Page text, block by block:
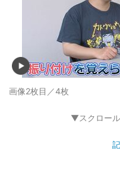
画像2枚目／4枚
▼スクロー